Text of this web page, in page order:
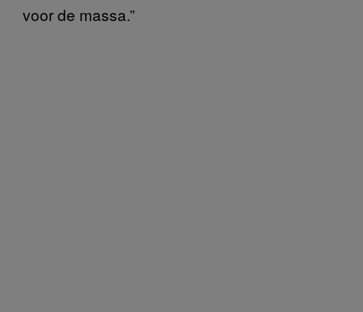
voor de massa.”